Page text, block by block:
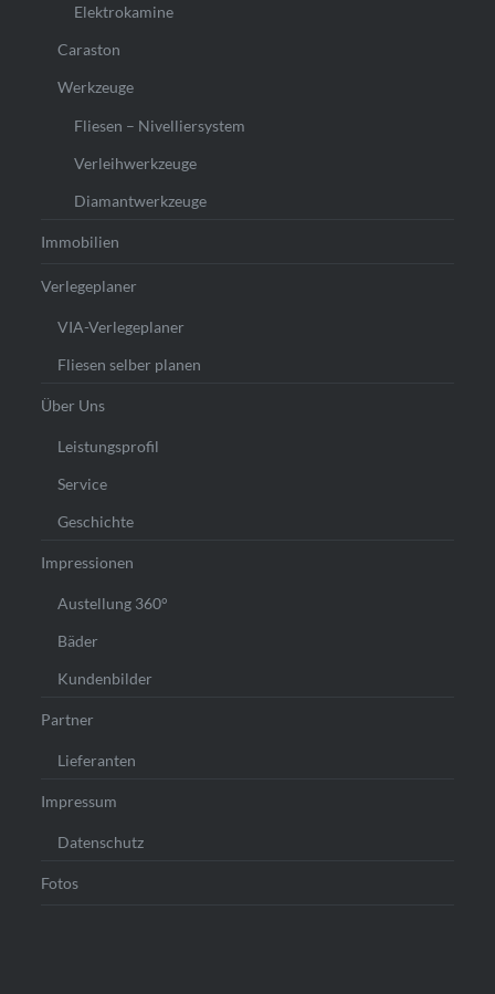
Elektrokamine
Caraston
Werkzeuge
Fliesen – Nivelliersystem
Verleihwerkzeuge
Diamantwerkzeuge
Immobilien
Verlegeplaner
VIA-Verlegeplaner
Fliesen selber planen
Über Uns
Leistungsprofil
Service
Geschichte
Impressionen
Austellung 360°
Bäder
Kundenbilder
Partner
Lieferanten
Impressum
Datenschutz
Fotos